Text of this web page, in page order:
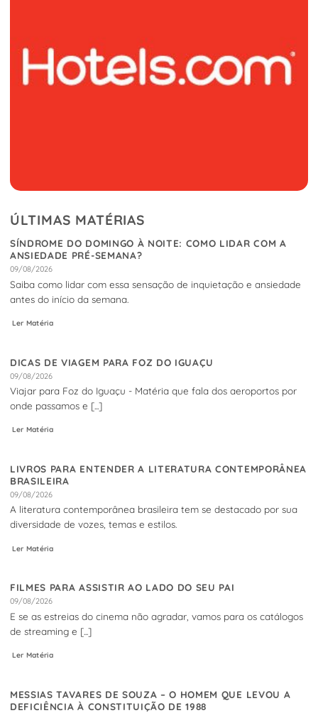
ÚLTIMAS MATÉRIAS
SÍNDROME DO DOMINGO À NOITE: COMO LIDAR COM A
ANSIEDADE PRÉ-SEMANA?
09/08/2026
Saiba como lidar com essa sensação de inquietação e ansiedade
antes do início da semana.
Ler Matéria
DICAS DE VIAGEM PARA FOZ DO IGUAÇU
09/08/2026
Viajar para Foz do Iguaçu - Matéria que fala dos aeroportos por
onde passamos e [...]
Ler Matéria
LIVROS PARA ENTENDER A LITERATURA CONTEMPORÂNEA
BRASILEIRA
09/08/2026
A literatura contemporânea brasileira tem se destacado por sua
diversidade de vozes, temas e estilos.
Ler Matéria
FILMES PARA ASSISTIR AO LADO DO SEU PAI
09/08/2026
E se as estreias do cinema não agradar, vamos para os catálogos
de streaming e [...]
Ler Matéria
MESSIAS TAVARES DE SOUZA – O HOMEM QUE LEVOU A
DEFICIÊNCIA À CONSTITUIÇÃO DE 1988